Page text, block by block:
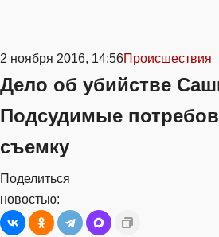
2 ноября 2016, 14:56Происшествия
Дело об убийстве
Подсудимые
съемку
Поделиться
новостью: